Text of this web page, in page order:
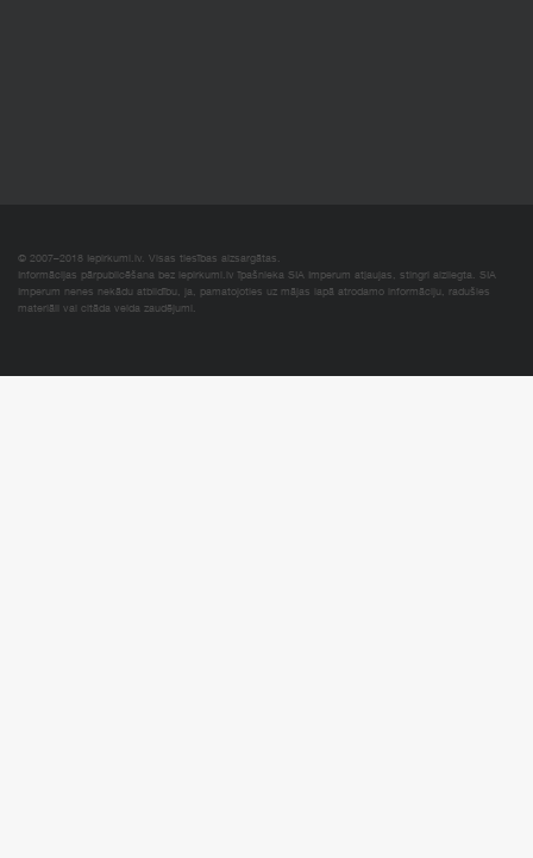
© 2007–2018 Iepirkumi.lv. Visas tiesības aizsargātas.
Informācijas pārpublicēšana bez iepirkumi.lv īpašnieka SIA Imperum atļaujas, stingri aizliegta. SIA
Imperum nenes nekādu atbildību, ja, pamatojoties uz mājas lapā atrodamo informāciju, radušies
materiāli vai citāda veida zaudējumi.